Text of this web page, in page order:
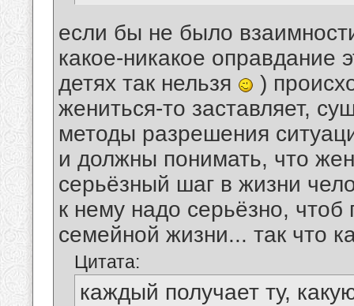
если бы не было
какое-никакое оправдание
детях так нельзя
)
жениться-то заставляет,
методы разрешения
и должны понимать, что
серьёзный шаг в жизни
к нему надо серьёзно,
семейной жизни... так что
Цитата:
каждый получает ту,